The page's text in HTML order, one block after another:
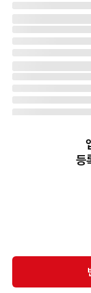
번개장터(주) 사업자정보,
번개장터㈜는 통신판매중개자
소비자보호에 관한 법률 등 관
개별 판매자에게 귀속하고, 번
다만, 번개장터㈜가 직접 판매
등